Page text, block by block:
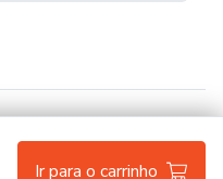
Ir para o carrinho